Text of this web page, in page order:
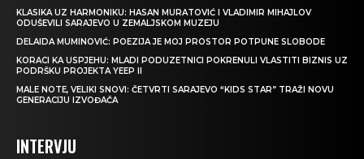
KLASIKA UZ HARMONIKU: HASAN MURATOVIĆ I VLADIMIR MIHAJLOV
ODUŠEVILI SARAJEVO U ZEMALJSKOM MUZEJU
DELAIDA MUMINOVIĆ: POEZIJA JE MOJ PROSTOR POTPUNE SLOBODE
KORACI KA USPJEHU: MLADI PODUZETNICI POKRENULI VLASTITI BIZNIS UZ
PODRŠKU PROJEKTA YEEP II
MALE NOTE, VELIKI SNOVI: ČETVRTI SARAJEVO “KIDS STAR” TRAŽI NOVU
GENERACIJU IZVOĐAČA
INTERVJU